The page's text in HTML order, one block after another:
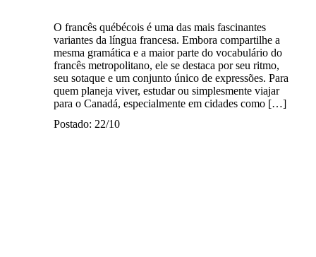
O francês québécois é uma das mais fascinantes
variantes da língua francesa. Embora compartilhe a
mesma gramática e a maior parte do vocabulário do
francês metropolitano, ele se destaca por seu ritmo,
seu sotaque e um conjunto único de expressões. Para
quem planeja viver, estudar ou simplesmente viajar
para o Canadá, especialmente em cidades como […]
Postado: 22/10